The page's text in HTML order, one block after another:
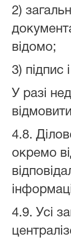
2)
відомо;
3) підпис
У разі
4.8.
окремо
4.9. Усі